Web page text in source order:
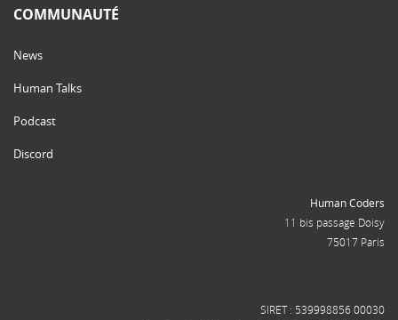
COMMUNAUTÉ
News
Human Talks
Podcast
Discord
Human Coders
11 bis passage Doisy
75017 Paris
SIRET : 539998856 00030